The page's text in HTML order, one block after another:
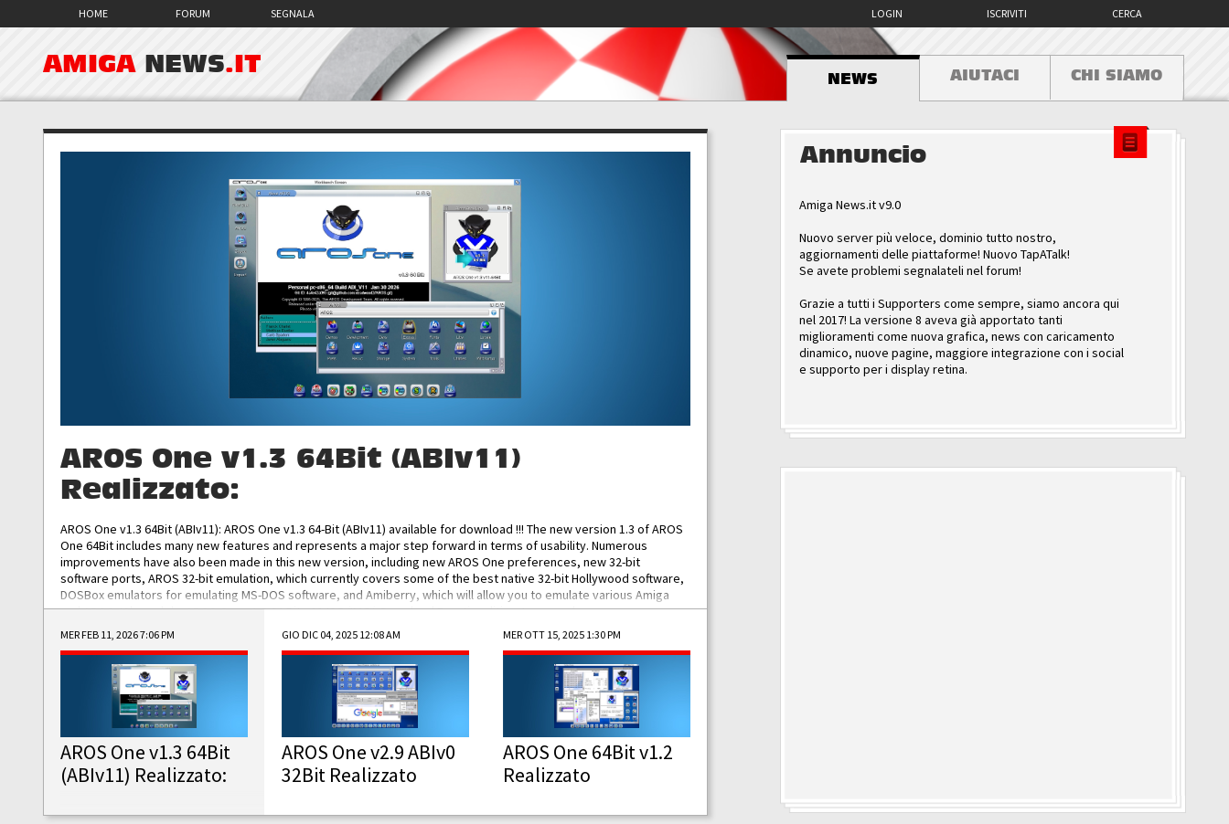
HOME FORUM SEGNALA CERCA
ISCRIVITI
LOGIN
AMIGA NEWS.IT
NEWS AIUTACI CHI SIAMO
AROS One v1.3 64Bit (ABIv11)
Realizzato:
AROS One v1.3 64Bit (ABIv11): AROS One v1.3 64-Bit (ABIv11) available for download !!! The new version 1.3 of AROS
One 64Bit includes many new features and represents a major step forward in terms of usability. Numerous
improvements have also been made in this new version, including new AROS One preferences, new 32-bit
software ports, AROS 32-bit emulation, which currently covers some of the best native 32-bit Hollywood software,
DOSBox emulators for emulating MS-DOS software, and Amiberry, which will allow you to emulate various Amiga
and AROS 68k models. AROS One v1.3 64-Bit-v11 ISO/IMG/: Download Functionalities: Improved...
MER FEB 11, 2026 7:06 PM
AROS One v1.3 64Bit
(ABIv11) Realizzato:
GIO DIC 04, 2025 12:08 AM
AROS One v2.9 ABIv0
32Bit Realizzato
MER OTT 15, 2025 1:30 PM
AROS One 64Bit v1.2
Realizzato
Annuncio
Amiga News.it v9.0
Nuovo server più veloce, dominio tutto nostro,
aggiornamenti delle piattaforme! Nuovo TapATalk!
Se avete problemi segnalateli nel forum!
Grazie a tutti i Supporters come sempre, siamo ancora qui
nel 2017! La versione 8 aveva già apportato tanti
miglioramenti come nuova grafica, news con caricamento
dinamico, nuove pagine, maggiore integrazione con i social
e supporto per i display retina.